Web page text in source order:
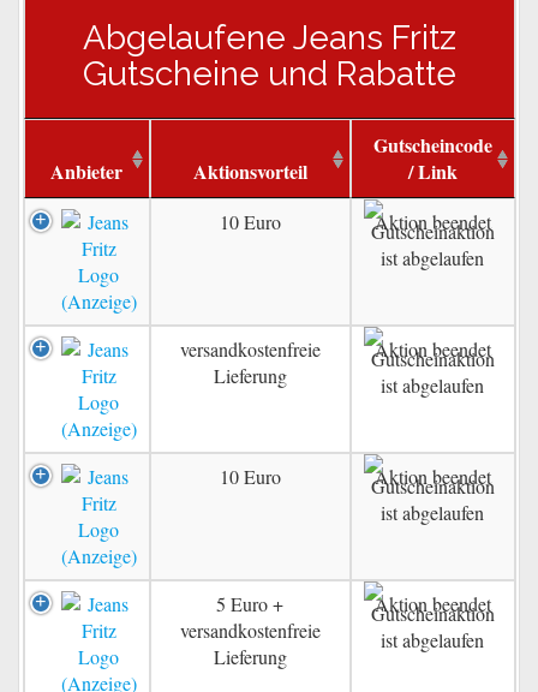
Abgelaufene Jeans Fritz
Gutscheine und Rabatte
Anbieter Aktionsvorteil
Gutscheincode
/ Link
10 Euro Aktion beendet
versandkostenfreie
Lieferung
Aktion beendet
10 Euro Aktion beendet
5 Euro +
versandkostenfreie
Lieferung
Aktion beendet